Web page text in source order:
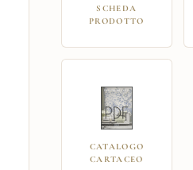
SCHEDA
PRODOTTO
CATALOGO
CARTACEO